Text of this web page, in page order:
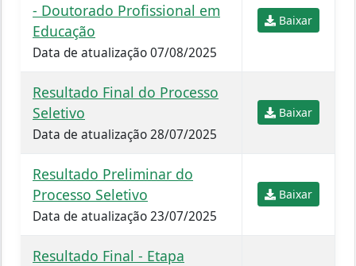
- Doutorado Profissional em
Educação
Data de atualização 07/08/2025
Baixar
Resultado Final do Processo
Seletivo
Data de atualização 28/07/2025
Baixar
Resultado Preliminar do
Processo Seletivo
Data de atualização 23/07/2025
Baixar
Resultado Final - Etapa